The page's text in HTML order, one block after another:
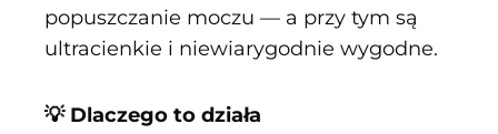
popuszczanie moczu — a przy tym są
ultracienkie i niewiarygodnie wygodne.
💡 Dlaczego to działa